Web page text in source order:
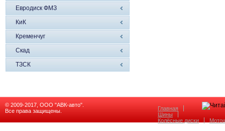
Евродиск ФМЗ
КиК
Кременчуг
Скад
ТЗСК
© 2009-2017, ООО "АВК-авто".
Все права защищены.
Главная
Шины
Колёсные диски